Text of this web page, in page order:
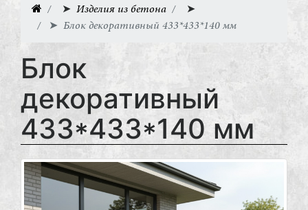
➤ Изделия из бетона
➤
➤ Блок декоративный 433*433*140 мм
Блок
декоративный
433*433*140 мм